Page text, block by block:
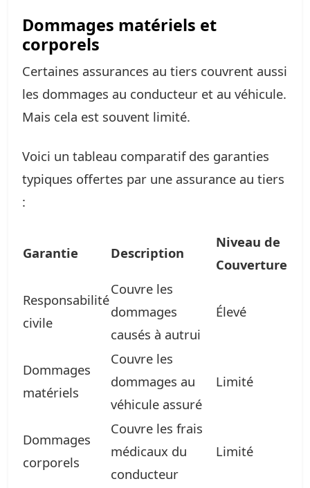
Dommages matériels et
corporels
Certaines assurances au tiers couvrent aussi
les dommages au conducteur et au véhicule.
Mais cela est souvent limité.
Voici un tableau comparatif des garanties
typiques offertes par une assurance au tiers
:
Garantie Description
Niveau de
Couverture
Responsabilité
civile
Couvre les
dommages
causés à autrui
Élevé
Dommages
matériels
Couvre les
dommages au
véhicule assuré
Limité
Dommages
corporels
Couvre les frais
médicaux du
conducteur
Limité